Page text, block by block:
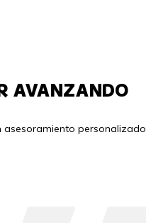
AVANZANDO
personalizado